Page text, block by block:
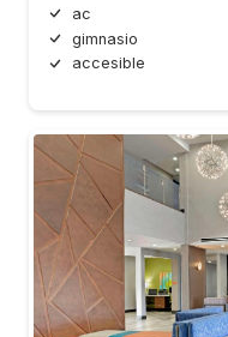
ac
gimnasio
accesible